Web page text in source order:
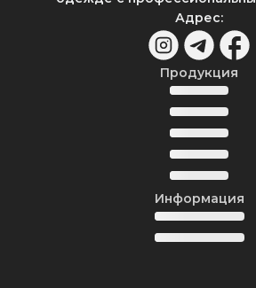
Адрес:
Продукция
Информация